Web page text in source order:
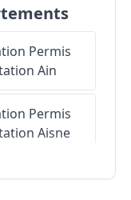
Permis
Ain
Permis
Aisne
Permis